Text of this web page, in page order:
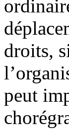
droits,
peut